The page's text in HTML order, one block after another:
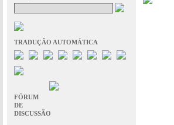
TRADUÇÃO AUTOMÁTICA
FÓRUM
DE
DISCUSSÃO